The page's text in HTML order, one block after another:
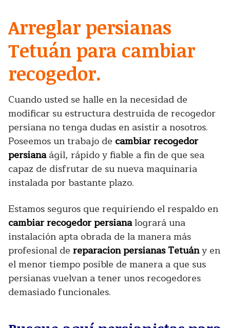
Arreglar persianas
Tetuán para cambiar
recogedor.
Cuando usted se halle en la necesidad de
modificar su estructura destruida de recogedor
persiana no tenga dudas en asistir a nosotros.
Poseemos un trabajo de cambiar recogedor
persianaágil, rápido y fiable a fin de que sea
capaz de disfrutar de su nueva maquinaria
instalada por bastante plazo.
Estamos seguros que requiriendo el respaldo en
cambiar recogedor persianalogrará una
instalación apta obrada de la manera más
profesional de reparacion persianas Tetuány en
el menor tiempo posible de manera a que sus
persianas vuelvan a tener unos recogedores
demasiado funcionales.